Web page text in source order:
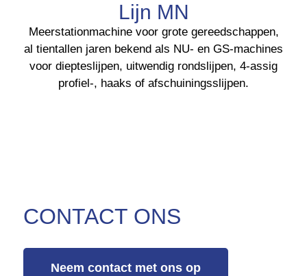
Lijn MN
Meerstationmachine voor grote gereedschappen,
al tientallen jaren bekend als NU- en GS-machines
voor diepteslijpen, uitwendig rondslijpen, 4-assig
profiel-, haaks of afschuiningsslijpen.
CONTACT ONS
Neem contact met ons op